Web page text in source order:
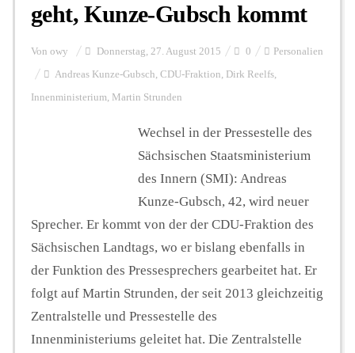
geht, Kunze-Gubsch kommt
Von owy Donnerstag, 27. August 2015 0 Personalien
Andreas Kunze-Gubsch, CDU-Fraktion, Dirk Reelfs,
Innenministerium, Martin Strunden
Wechsel in der Pressestelle des
Sächsischen Staatsministerium
des Innern (SMI): Andreas
Kunze-Gubsch, 42, wird neuer
Sprecher. Er kommt von der der CDU-Fraktion des
Sächsischen Landtags, wo er bislang ebenfalls in
der Funktion des Pressesprechers gearbeitet hat. Er
folgt auf Martin Strunden, der seit 2013 gleichzeitig
Zentralstelle und Pressestelle des
Innenministeriums geleitet hat. Die Zentralstelle